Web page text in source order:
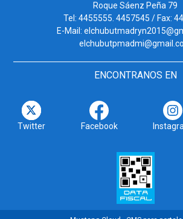
Roque Sáenz Peña 79
Tel: 4455555. 4457545 / Fax:
E-Mail:
ENCONTRANOS EN
Twitter Facebook